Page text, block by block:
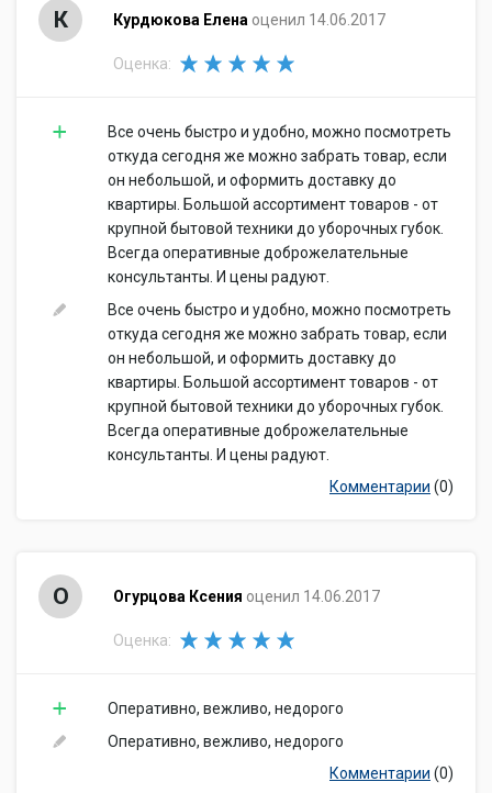
К Курдюкова Елена оценил 14.06.2017
Оценка:
Все очень быстро и удобно, можно посмотреть
откуда сегодня же можно забрать товар, если
он небольшой, и оформить доставку до
квартиры. Большой ассортимент товаров - от
крупной бытовой техники до уборочных губок.
Всегда оперативные доброжелательные
консультанты. И цены радуют.
Все очень быстро и удобно, можно посмотреть
откуда сегодня же можно забрать товар, если
он небольшой, и оформить доставку до
квартиры. Большой ассортимент товаров - от
крупной бытовой техники до уборочных губок.
Всегда оперативные доброжелательные
консультанты. И цены радуют.
Комментарии (0)
О Огурцова Ксения оценил 14.06.2017
Оценка:
Оперативно, вежливо, недорого
Оперативно, вежливо, недорого
Комментарии (0)